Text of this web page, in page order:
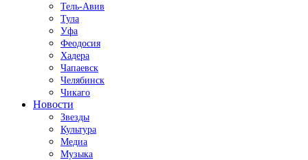
Тель-Авив
Тула
Уфа
Феодосия
Хадера
Чапаевск
Челябинск
Чикаго
Новости
Звезды
Культура
Медиа
Музыка